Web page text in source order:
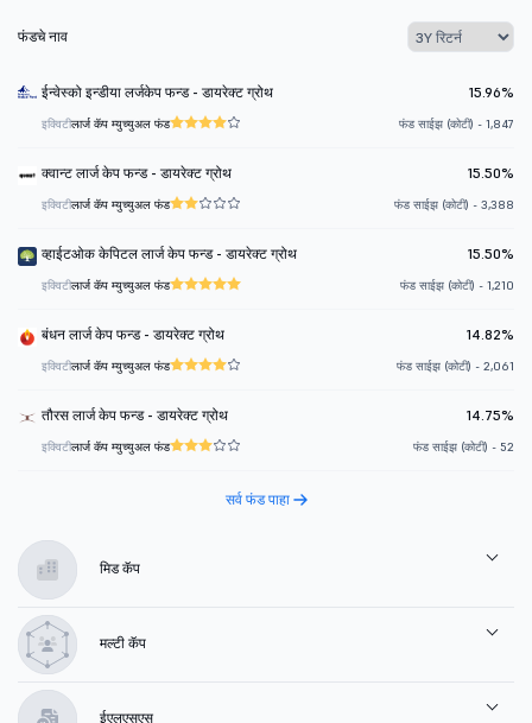
फंडचे नाव
ईन्वेस्को इन्डीया लर्जकेप फन्ड - डायरेक्ट ग्रोथ 15.96%
इक्विटीलार्ज कॅप म्युच्युअल फंड फंड साईझ (कोटी) - 1,847
क्वान्ट लार्ज केप फन्ड - डायरेक्ट ग्रोथ 15.50%
इक्विटीलार्ज कॅप म्युच्युअल फंड फंड साईझ (कोटी) - 3,388
व्हाईटओक केपिटल लार्ज केप फन्ड - डायरेक्ट ग्रोथ 15.50%
इक्विटीलार्ज कॅप म्युच्युअल फंड फंड साईझ (कोटी) - 1,210
बंधन लार्ज केप फन्ड - डायरेक्ट ग्रोथ 14.82%
इक्विटीलार्ज कॅप म्युच्युअल फंड फंड साईझ (कोटी) - 2,061
तौरस लार्ज केप फन्ड - डायरेक्ट ग्रोथ 14.75%
इक्विटीलार्ज कॅप म्युच्युअल फंड फंड साईझ (कोटी) - 52
सर्व फंड पाहा
मिड कॅप
मल्टी कॅप
ईएलएसएस